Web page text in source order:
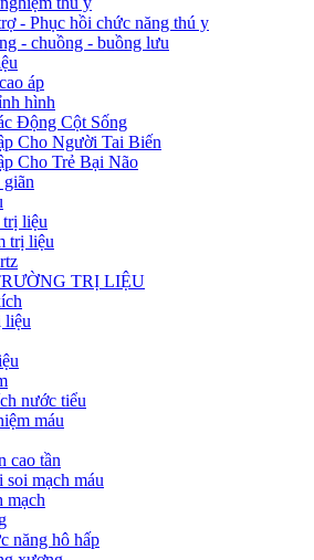
- Phục hồi chức năng thú y
- chuồng - buồng lưu
áp
hình
Động Cột Sống
Cho Người Tai Biến
Cho Trẻ Bại Não
trị liệu
trị liệu
TRỊ LIỆU
liệu
nước tiểu
máu
cao tần
mạch máu
mạch
năng hô hấp